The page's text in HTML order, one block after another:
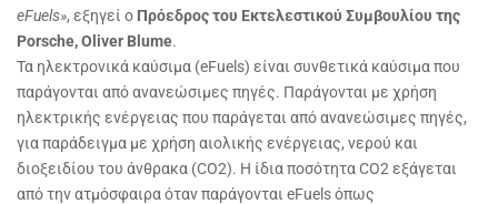
eFuels», εξηγεί ο Πρόεδρος του Εκτελεστικού Συμβουλίου της
Porsche, Oliver Blume.
Τα ηλεκτρονικά καύσιμα (eFuels) είναι συνθετικά καύσιμα που
παράγονται από ανανεώσιμες πηγές. Παράγονται με χρήση
ηλεκτρικής ενέργειας που παράγεται από ανανεώσιμες πηγές,
για παράδειγμα με χρήση αιολικής ενέργειας, νερού και
διοξειδίου του άνθρακα (CO2). Η ίδια ποσότητα CO2 εξάγεται
από την ατμόσφαιρα όταν παράγονται eFuels όπως